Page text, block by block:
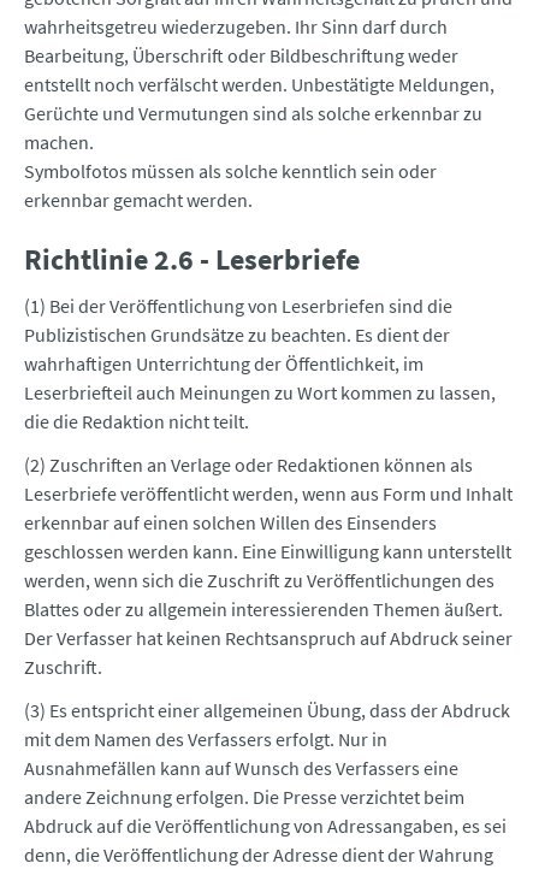
wahrheitsgetreu wiederzugeben. Ihr Sinn darf durch
Bearbeitung, Überschrift oder Bildbeschriftung weder
entstellt noch verfälscht werden. Unbestätigte Meldungen,
Gerüchte und Vermutungen sind als solche erkennbar zu
machen.
Symbolfotos müssen als solche kenntlich sein oder
erkennbar gemacht werden.
Richtlinie 2.6 - Leserbriefe
(1) Bei der Veröffentlichung von Leserbriefen sind die
Publizistischen Grundsätze zu beachten. Es dient der
wahrhaftigen Unterrichtung der Öffentlichkeit, im
Leserbriefteil auch Meinungen zu Wort kommen zu lassen,
die die Redaktion nicht teilt.
(2) Zuschriften an Verlage oder Redaktionen können als
Leserbriefe veröffentlicht werden, wenn aus Form und Inhalt
erkennbar auf einen solchen Willen des Einsenders
geschlossen werden kann. Eine Einwilligung kann unterstellt
werden, wenn sich die Zuschrift zu Veröffentlichungen des
Blattes oder zu allgemein interessierenden Themen äußert.
Der Verfasser hat keinen Rechtsanspruch auf Abdruck seiner
Zuschrift.
(3) Es entspricht einer allgemeinen Übung, dass der Abdruck
mit dem Namen des Verfassers erfolgt. Nur in
Ausnahmefällen kann auf Wunsch des Verfassers eine
andere Zeichnung erfolgen. Die Presse verzichtet beim
Abdruck auf die Veröffentlichung von Adressangaben, es sei
denn, die Veröffentlichung der Adresse dient der Wahrung